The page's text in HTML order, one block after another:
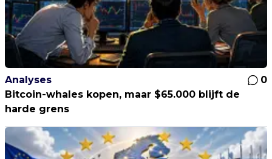
Analyses
0
Bitcoin-whales kopen, maar $65.000 blijft de
harde grens